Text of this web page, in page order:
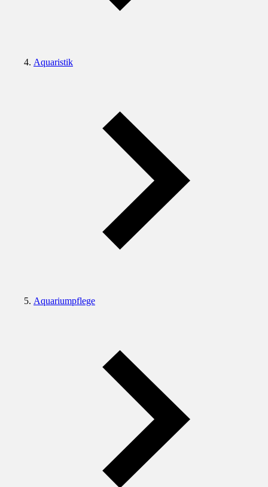
Aquaristik
Aquariumpflege